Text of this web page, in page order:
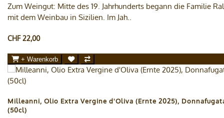
Zum Weingut: Mitte des 19. Jahrhunderts begann die Familie
mit dem Weinbau in Sizilien. Im Jah..
CHF 22,00
+ Warenkorb
Milleanni, Olio Extra Vergine d'Oliva (Ernte 2025),
(50cl)